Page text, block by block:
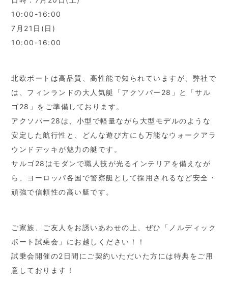
10:00-16:00
7月21日(日)
10:00-16:00
北欧ボートは高品質、高性能で知られていますが、弊社で
は、フィンランドの大人気艇「アクソパー28」と「サル
ゴ28」をご準備しております。
アクソパー28は、小型で軽量ながら大型モデルのような
安定した航行性と、どんな遊び方にも万能なウォークアラ
ウンドデッキが魅力の艇です。
サルゴ28はモダンで職人技が光るインテリアを備えなが
ら、ヨーロッパ各国で警察艇として採用されるなど安全・
頑強で信頼性の高い艇です。
ご家族、ご友人をお誘いあわせの上、ぜひ「ノルディック
ボート試乗会」にお越しください！！
試乗会開催の2日間にご契約いただいた方には特典をご用
意しております！